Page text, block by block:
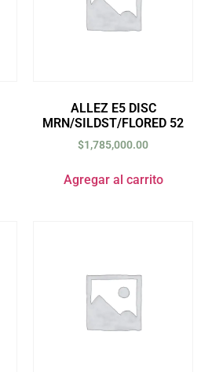
ALLEZ E5 DISC
MRN/SILDST/FLORED 52
$1,785,000.00
Agregar al carrito